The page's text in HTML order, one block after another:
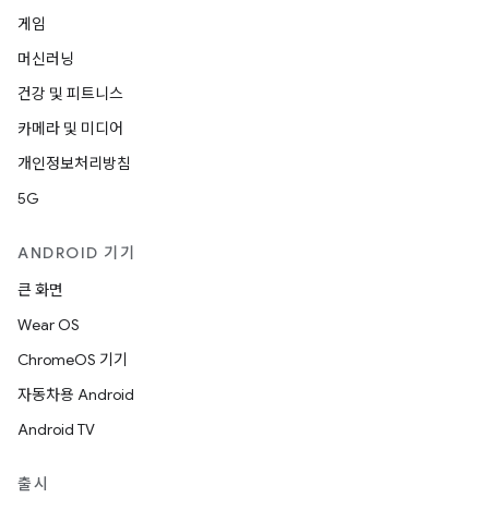
게임
머신러닝
건강 및 피트니스
카메라 및 미디어
개인정보처리방침
5G
ANDROID 기기
큰 화면
Wear OS
ChromeOS 기기
자동차용 Android
Android TV
출시